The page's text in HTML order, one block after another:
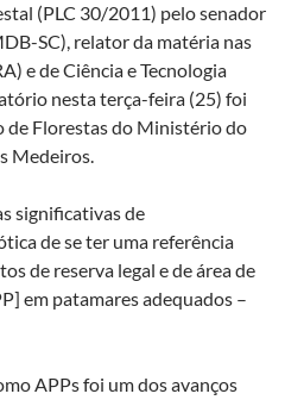
(PLC 30/2011) pelo senador
SC), relator da matéria nas
e de Ciência e Tecnologia
nesta terça-feira (25) foi
de Florestas do Ministério do
Medeiros.
significativas de
de se ter uma referência
de reserva legal e de área de
em patamares adequados –
APPs foi um dos avanços